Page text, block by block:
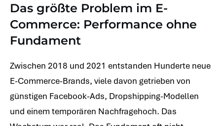
Das größte Problem im E-
Commerce: Performance ohne
Fundament
Zwischen 2018 und 2021 entstanden Hunderte neue
E-Commerce-Brands, viele davon getrieben von
günstigen Facebook-Ads, Dropshipping-Modellen
und einem temporären Nachfragehoch. Das